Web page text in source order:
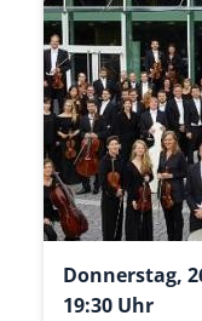
Donnerstag,
19:30 Uhr